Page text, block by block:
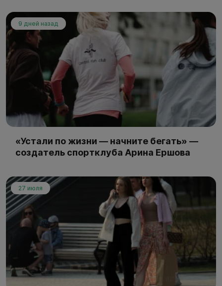
9 дней назад
«Устали по жизни — начните бегать» —
создатель спортклуба Арина Ершова
27 июля